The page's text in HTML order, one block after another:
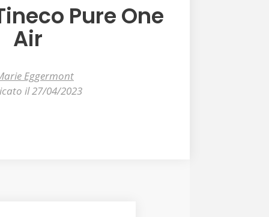
Pure One
Air
Eggermont
il 27/04/2023